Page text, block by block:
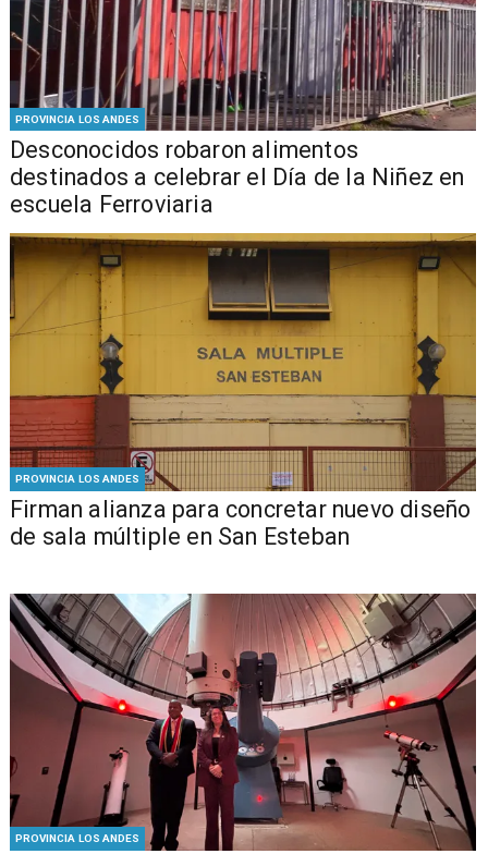
PROVINCIA LOS ANDES
Desconocidos robaron alimentos
destinados a celebrar el Día de la Niñez en
escuela Ferroviaria
PROVINCIA LOS ANDES
​​Firman alianza para concretar nuevo diseño
de sala múltiple en San Esteban
PROVINCIA LOS ANDES